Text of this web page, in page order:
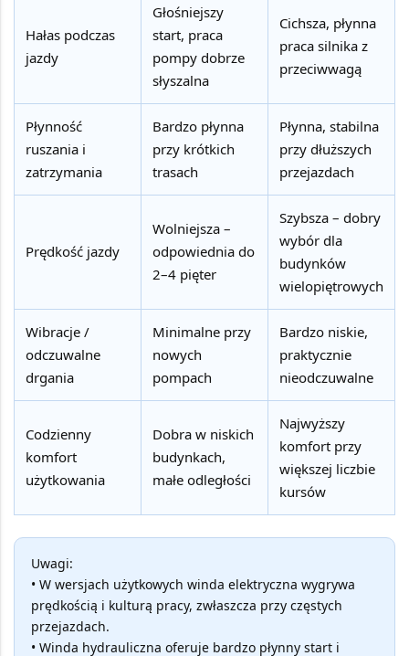
Hałas podczas
jazdy
Głośniejszy
start, praca
pompy dobrze
słyszalna
Cichsza, płynna
praca silnika z
przeciwwagą
Płynność
ruszania i
zatrzymania
Bardzo płynna
przy krótkich
trasach
Płynna, stabilna
przy dłuższych
przejazdach
Prędkość jazdy
Wolniejsza –
odpowiednia do
2–4 pięter
Szybsza – dobry
wybór dla
budynków
wielopiętrowych
Wibracje /
odczuwalne
drgania
Minimalne przy
nowych
pompach
Bardzo niskie,
praktycznie
nieodczuwalne
Codzienny
komfort
użytkowania
Dobra w niskich
budynkach,
małe odległości
Najwyższy
komfort przy
większej liczbie
kursów
Uwagi:
• W wersjach użytkowych winda elektryczna wygrywa
prędkością i kulturą pracy, zwłaszcza przy częstych
przejazdach.
• Winda hydrauliczna oferuje bardzo płynny start i